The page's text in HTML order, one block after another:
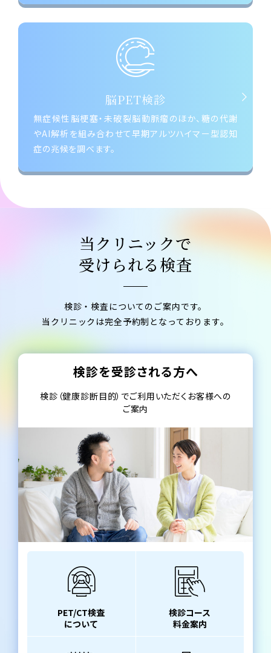
脳PET検診
無症候性脳梗塞・未破裂脳動脈瘤のほか、糖の代謝
やAI解析を組み合わせて早期アルツハイマー型認知
症の兆候を調べます。
当クリニックで
受けられる検査
検診・検査についてのご案内です。
当クリニックは完全予約制となっております。
検診を受診される方へ
検診（健康診断目的）でご利用いただくお客様への
ご案内
PET/CT検査
について
検診コース
料金案内